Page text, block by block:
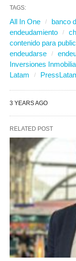
TAGS:
All In One banco
endeudamiento
contenido para
endeudarse
Inversiones
Latam
3 YEARS AGO
RELATED POST